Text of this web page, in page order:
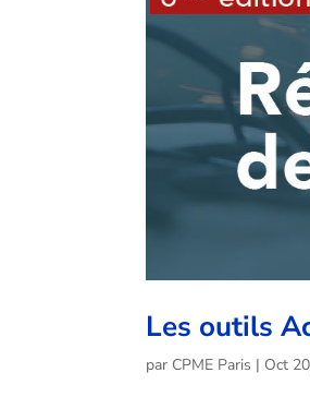
Les outils
par CPME Paris | Oct